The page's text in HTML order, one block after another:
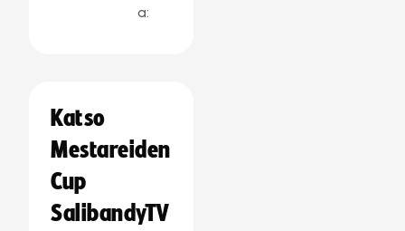
a:
Katso
Mestareiden
Cup
SalibandyTV